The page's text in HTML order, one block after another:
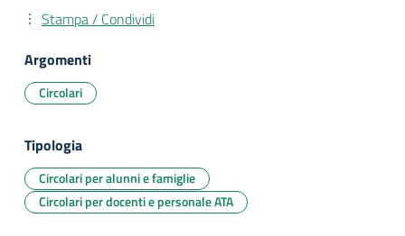
Stampa / Condividi
Argomenti
Circolari
Tipologia
Circolari per alunni e famiglie
Circolari per docenti e personale ATA